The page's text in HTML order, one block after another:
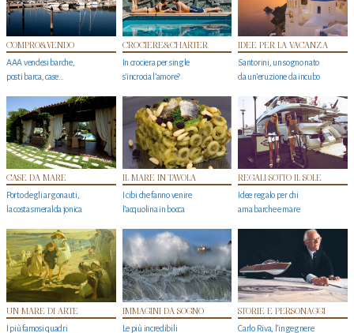
COMPRO&VENDO
AAA vendesi barche,
posti barca, case…
CROCIERE&CHARTER
In crociera per single
s'incrocia l’amore?
IDEE PER LA VACANZA
Santorini, un sogno nato
da un’eruzione da incubo
CASE DA MARE
Porto degli argonauti,
la costa smeralda jonica
IL MARE IN TAVOLA
I cibi che fanno venire
l’acquolina in bocca
REGALI SOTTO IL SOLE
Idee regalo per chi
ama barche e mare
UN MARE DI ARTE
I più famosi quadri
IMMAGINI DA SOGNO
Le più incredibili
STORIE E PERSONAGGI
Carlo Riva, l’ingegnere